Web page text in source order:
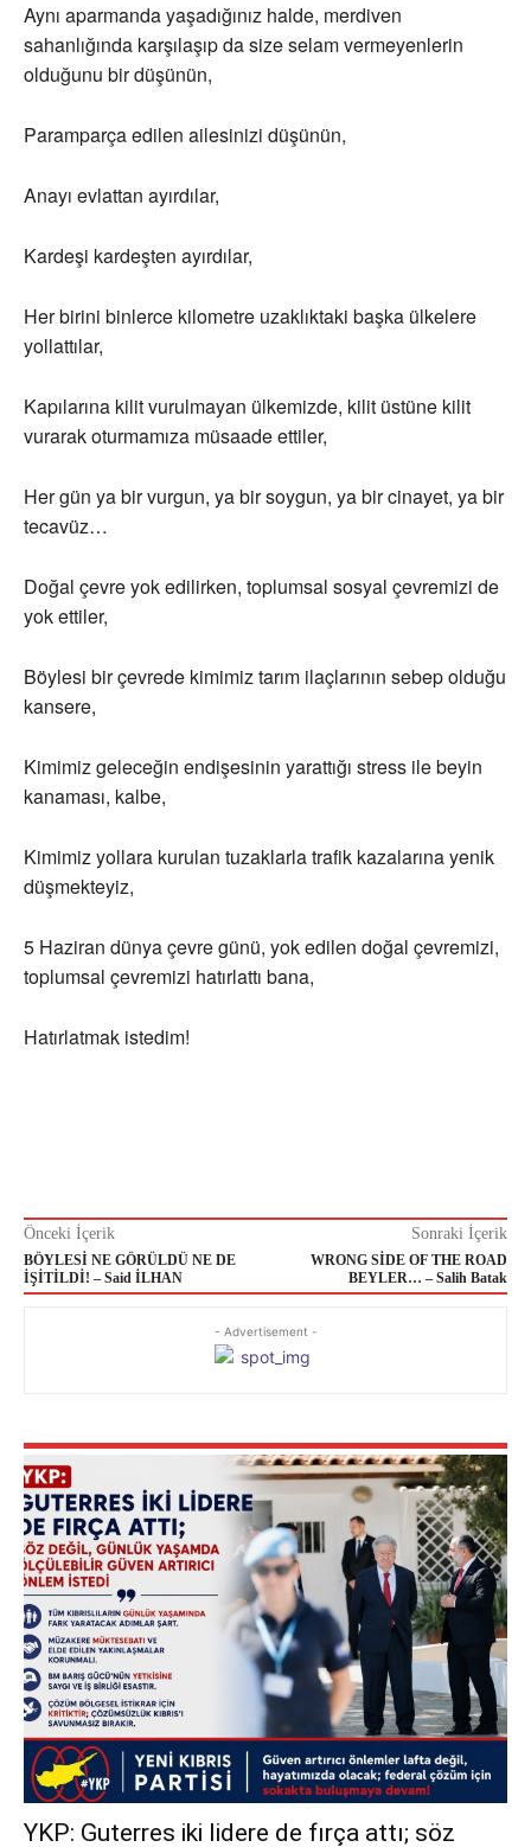
Aynı aparmanda yaşadığınız halde, merdiven
sahanlığında karşılaşıp da size selam vermeyenlerin
olduğunu bir düşünün,
Paramparça edilen ailesinizi düşünün,
Anayı evlattan ayırdılar,
Kardeşi kardeşten ayırdılar,
Her birini binlerce kilometre uzaklıktaki başka ülkelere
yollattılar,
Kapılarına kilit vurulmayan ülkemizde, kilit üstüne kilit
vurarak oturmamıza müsaade ettiler,
Her gün ya bir vurgun, ya bir soygun, ya bir cinayet, ya bir
tecavüz…
Doğal çevre yok edilirken, toplumsal sosyal çevremizi de
yok ettiler,
Böylesi bir çevrede kimimiz tarım ilaçlarının sebep olduğu
kansere,
Kimimiz geleceğin endişesinin yarattığı stress ile beyin
kanaması, kalbe,
Kimimiz yollara kurulan tuzaklarla trafik kazalarına yenik
düşmekteyiz,
5 Haziran dünya çevre günü, yok edilen doğal çevremizi,
toplumsal çevremizi hatırlattı bana,
Hatırlatmak istedim!
Önceki İçerik
BÖYLESİ NE GÖRÜLDÜ NE DE
İŞİTİLDİ! – Said İLHAN
Sonraki İçerik
WRONG SİDE OF THE ROAD
BEYLER… – Salih Batak
- Advertisement -
YKP: Guterres iki lidere de fırça attı; söz